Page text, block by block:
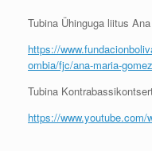
Tubina Ühinguga liitus
https://
ombia/fjc/ana-maria-
Tubina
https://